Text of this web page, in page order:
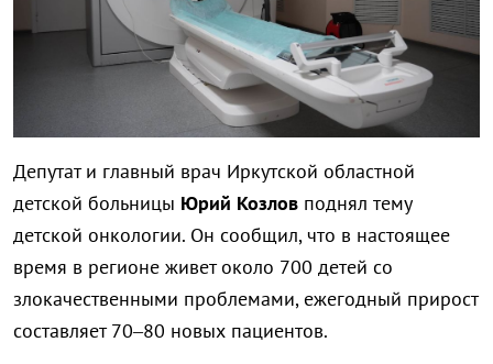
Депутат и главный врач Иркутской областной
детской больницы Юрий Козлов поднял тему
детской онкологии. Он сообщил, что в настоящее
время в регионе живет около 700 детей со
злокачественными проблемами, ежегодный прирост
составляет 70–80 новых пациентов.